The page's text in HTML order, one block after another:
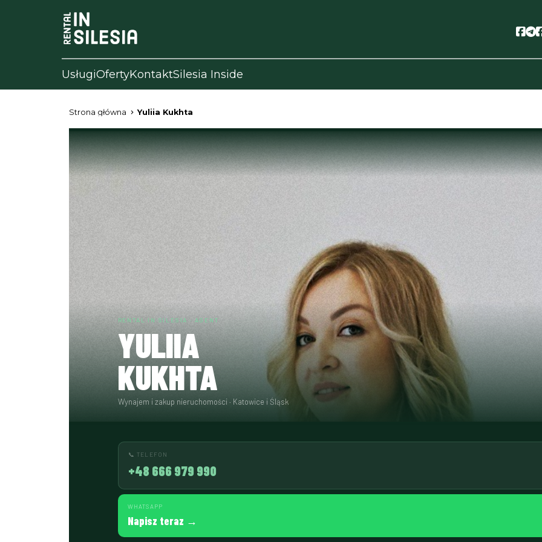
UsługiOfertyKontaktSilesia Inside
Strona główna Yuliia Kukhta
RENTAL IN SILESIA · AGENT
YULIIA
KUKHTA
Wynajem i zakup nieruchomości · Katowice i Śląsk
📞 TELEFON
+48 666 979 990
WHATSAPP
Napisz teraz →